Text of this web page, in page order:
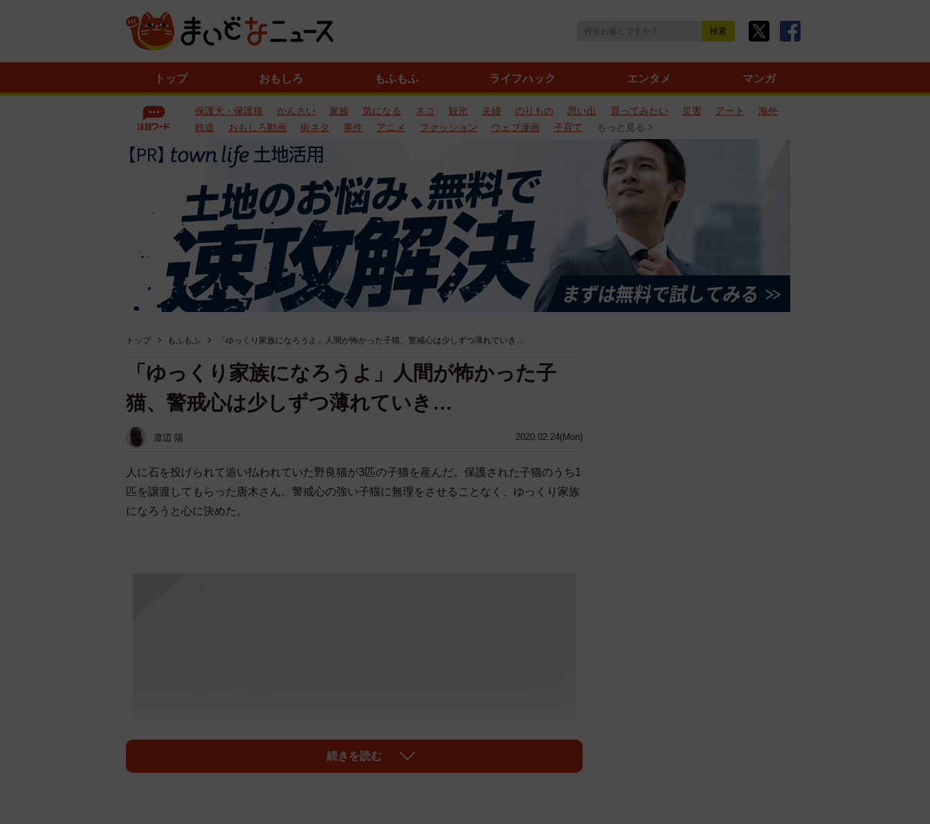
トップ おもしろ もふもふ ライフハック エンタメ マンガ
保護犬・保護猫 かんさい 家族 気になる ネコ 観光 夫婦 のりもの 思い出 買ってみたい 災害 アート
海外
鉄道
おもしろ動画 街ネタ 事件 アニメ ファッション ウェブ漫画 子育て もっと見る
トップ もふもふ 「ゆっくり家族になろうよ」人間が怖かった子猫、警戒心は少しずつ薄れていき…
2020.02.24(Mon)
「ゆっくり家族になろうよ」人間が怖かった子
猫、警戒心は少しずつ薄れていき…
渡辺 陽
人に石を投げられて追い払われていた野良猫が3匹の子猫を産んだ。保護された子猫のうち1
匹を譲渡してもらった唐木さん。警戒心の強い子猫に無理をさせることなく、ゆっくり家族
になろうと心に決めた。
続きを読む